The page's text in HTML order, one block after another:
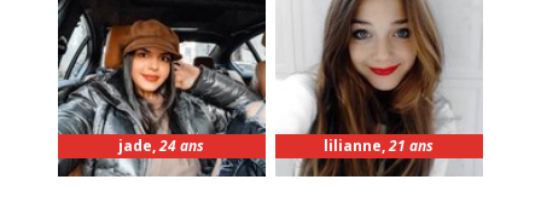
jade,24 ans lilianne,21 ans